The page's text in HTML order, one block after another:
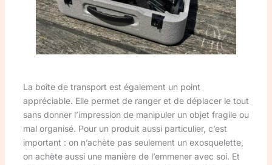
La boîte de transport est également un point
appréciable. Elle permet de ranger et de déplacer le tout
sans donner l’impression de manipuler un objet fragile ou
mal organisé. Pour un produit aussi particulier, c’est
important : on n’achète pas seulement un exosquelette,
on achète aussi une manière de l’emmener avec soi. Et